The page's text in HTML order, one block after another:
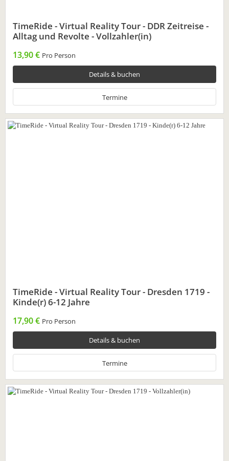
TimeRide - Virtual Reality Tour - DDR Zeitreise -
Alltag und Revolte - Vollzahler(in)
13,90 € Pro Person
Details & buchen
Termine
TimeRide - Virtual Reality Tour - Dresden 1719 -
Kinde(r) 6-12 Jahre
17,90 € Pro Person
Details & buchen
Termine